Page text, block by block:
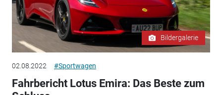
Bildergalerie
02.08.2022 #Sportwagen
Fahrbericht Lotus Emira: Das Beste zum